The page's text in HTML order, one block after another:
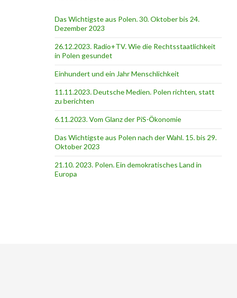
Das Wichtigste aus Polen. 30. Oktober bis 24.
Dezember 2023
26.12.2023. Radio+TV. Wie die Rechtsstaatlichkeit
in Polen gesundet
Einhundert und ein Jahr Menschlichkeit
11.11.2023. Deutsche Medien. Polen richten, statt
zu berichten
6.11.2023. Vom Glanz der PiS-Ӧkonomie
Das Wichtigste aus Polen nach der Wahl. 15. bis 29.
Oktober 2023
21.10. 2023. Polen. Ein demokratisches Land in
Europa